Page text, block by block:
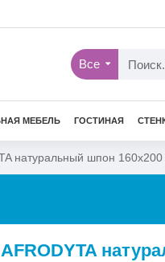
Все
МЕБЕЛЬ ГОСТИНАЯ
натуральный шпон 160х200